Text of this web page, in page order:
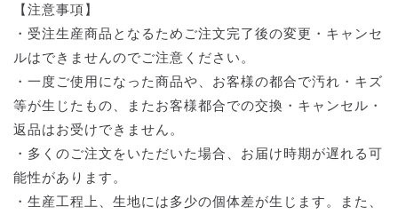
【注意事項】
・受注生産商品となるためご注文完了後の変更・キャンセ
ルはできませんのでご注意ください。
・一度ご使用になった商品や、お客様の都合で汚れ・キズ
等が生じたもの、またお客様都合での交換・キャンセル・
返品はお受けできません。
・多くのご注文をいただいた場合、お届け時期が遅れる可
能性があります。
・生産工程上、生地には多少の個体差が生じます。また、